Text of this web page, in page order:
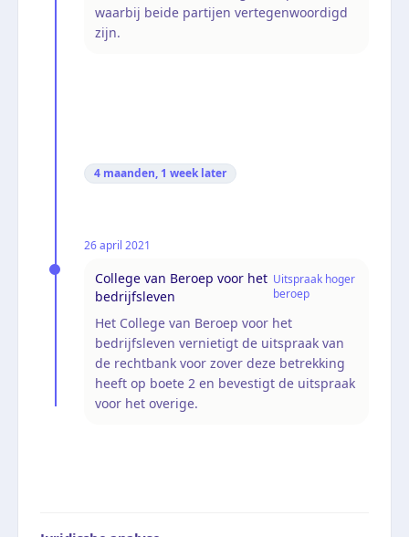
waarbij beide partijen vertegenwoordigd
zijn.
4 maanden, 1 week later
26 april 2021
College van Beroep voor het
bedrijfsleven
Uitspraak hoger
beroep
Het College van Beroep voor het
bedrijfsleven vernietigt de uitspraak van
de rechtbank voor zover deze betrekking
heeft op boete 2 en bevestigt de uitspraak
voor het overige.